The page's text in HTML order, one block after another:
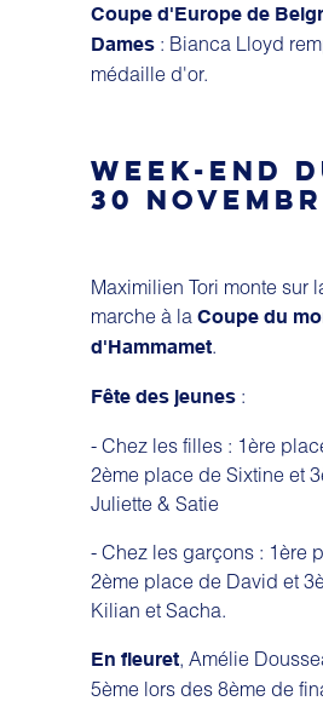
Coupe d'Europe de
Dames: Bianca Lloyd
médaille d'or.
WEEK-END
30
Maximilien Tori monte sur
marche à la Coupe du
d'Hammamet.
Fête des jeunes:
- Chez les filles : 1ère
2ème place de Sixtine et
Juliette & Satie
- Chez les garçons : 1ère
2ème place de David et
Kilian et Sacha.
En fleuret, Amélie
5ème lors des 8ème de